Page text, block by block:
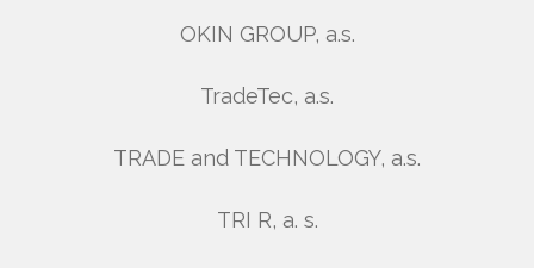
OKIN GROUP, a.s.
TradeTec, a.s.
TRADE and TECHNOLOGY, a.s.
TRI R, a. s.